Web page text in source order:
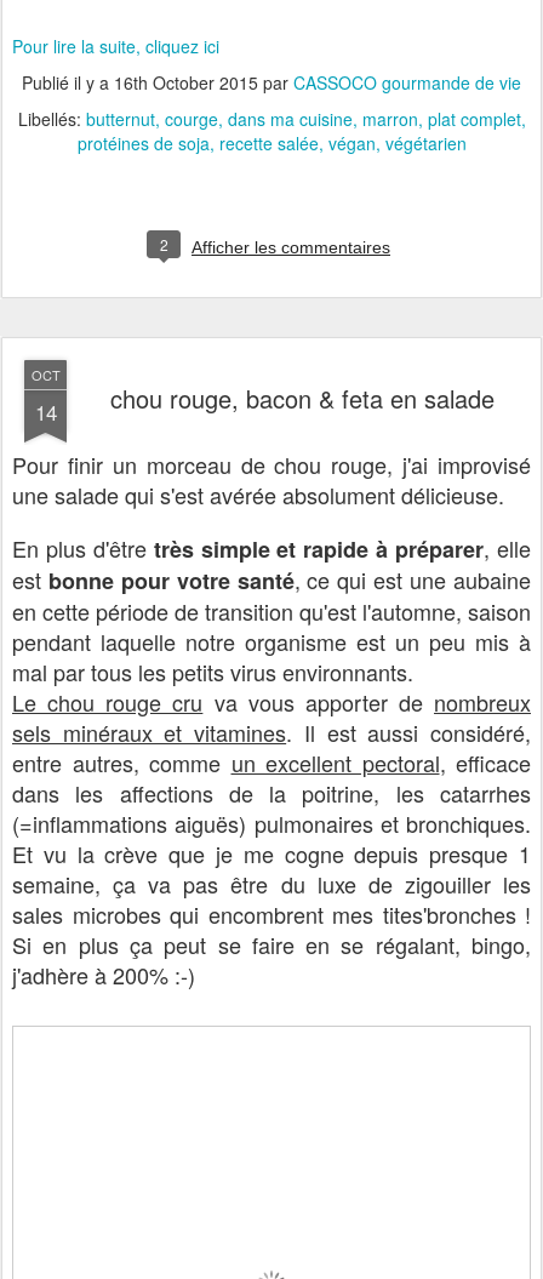
Pour lire la suite, cliquez ici
Publié il y a 16th October 2015 par CASSOCO gourmande de vie
Libellés: butternut courge dans ma cuisine marron plat complet
protéines de soja recette salée végan végétarien
2 Afficher les commentaires
OCT
14 chou rouge, bacon & feta en salade
Pour finir un morceau de chou rouge, j'ai improvisé
une salade qui s'est avérée absolument délicieuse.
En plus d'êtretrès simple et rapide à préparer, elle
est bonne pour votre santé, ce qui est une aubaine
en cette période de transition qu'est l'automne, saison
pendant laquelle notre organisme est un peu mis à
mal par tous les petits virus environnants.
Le chou rouge cru va vous apporter de nombreux
sels minéraux et vitamines. Il est aussi considéré,
entre autres, comme un excellent pectoral, efficace
dans les affections de la poitrine, les catarrhes
(=inflammations aiguës) pulmonaires et bronchiques.
Et vu la crève que je me cogne depuis presque 1
semaine, ça va pas être du luxe de zigouiller les
sales microbes qui encombrent mes tites'bronches !
Si en plus ça peut se faire en se régalant, bingo,
j'adhère à 200% :-)